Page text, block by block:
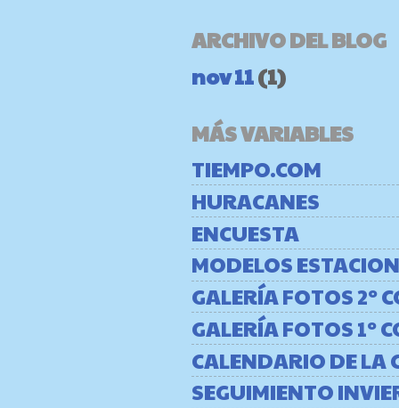
ARCHIVO DEL BLOG
nov 11(1)
MÁS VARIABLES
TIEMPO.COM
HURACANES
ENCUESTA
MODELOS
GALERÍA FOTOS 2º
GALERÍA FOTOS 1º
CALENDARIO DE LA
SEGUIMIENTO